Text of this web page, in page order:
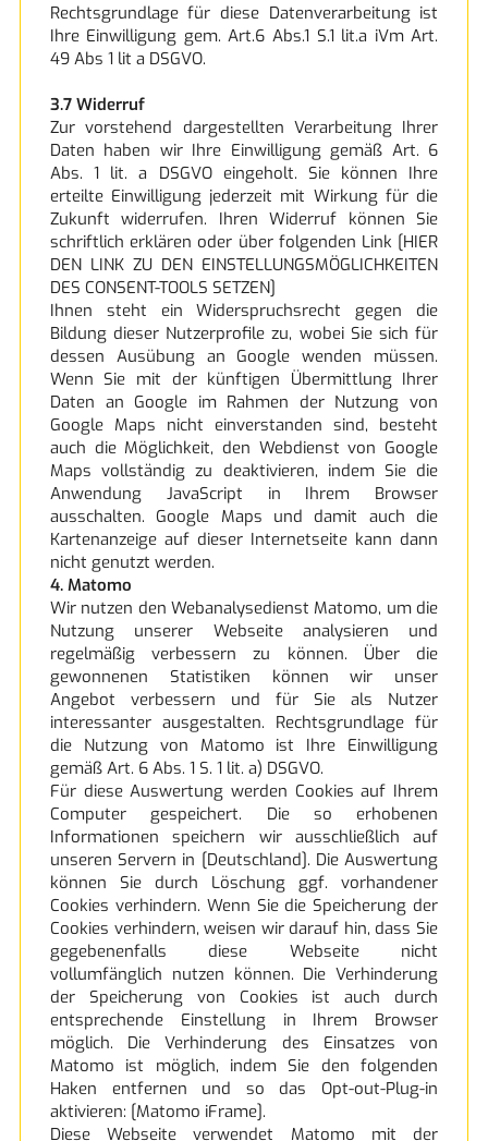
Rechtsgrundlage für diese Datenverarbeitung ist
Ihre Einwilligung gem. Art.6 Abs.1 S.1 lit.a iVm Art.
49 Abs 1 lit a DSGVO.
3.7 Widerruf
Zur vorstehend dargestellten Verarbeitung Ihrer
Daten haben wir Ihre Einwilligung gemäß Art. 6
Abs. 1 lit. a DSGVO eingeholt. Sie können Ihre
erteilte Einwilligung jederzeit mit Wirkung für die
Zukunft widerrufen. Ihren Widerruf können Sie
schriftlich erklären oder über folgenden Link [HIER
DEN LINK ZU DEN EINSTELLUNGSMÖGLICHKEITEN
DES CONSENT-TOOLS SETZEN]
Ihnen steht ein Widerspruchsrecht gegen die
Bildung dieser Nutzerprofile zu, wobei Sie sich für
dessen Ausübung an Google wenden müssen.
Wenn Sie mit der künftigen Übermittlung Ihrer
Daten an Google im Rahmen der Nutzung von
Google Maps nicht einverstanden sind, besteht
auch die Möglichkeit, den Webdienst von Google
Maps vollständig zu deaktivieren, indem Sie die
Anwendung JavaScript in Ihrem Browser
ausschalten. Google Maps und damit auch die
Kartenanzeige auf dieser Internetseite kann dann
nicht genutzt werden.
4. Matomo
Wir nutzen den Webanalysedienst Matomo, um die
Nutzung unserer Webseite analysieren und
regelmäßig verbessern zu können. Über die
gewonnenen Statistiken können wir unser
Angebot verbessern und für Sie als Nutzer
interessanter ausgestalten. Rechtsgrundlage für
die Nutzung von Matomo ist Ihre Einwilligung
gemäß Art. 6 Abs. 1 S. 1 lit. a) DSGVO.
Für diese Auswertung werden Cookies auf Ihrem
Computer gespeichert. Die so erhobenen
Informationen speichern wir ausschließlich auf
unseren Servern in [Deutschland]. Die Auswertung
können Sie durch Löschung ggf. vorhandener
Cookies verhindern. Wenn Sie die Speicherung der
Cookies verhindern, weisen wir darauf hin, dass Sie
gegebenenfalls diese Webseite nicht
vollumfänglich nutzen können. Die Verhinderung
der Speicherung von Cookies ist auch durch
entsprechende Einstellung in Ihrem Browser
möglich. Die Verhinderung des Einsatzes von
Matomo ist möglich, indem Sie den folgenden
Haken entfernen und so das Opt-out-Plug-in
aktivieren: [Matomo iFrame].
Diese Webseite verwendet Matomo mit der